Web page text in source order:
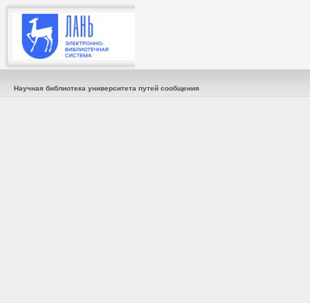
Научная библиотека университета путей сообщения